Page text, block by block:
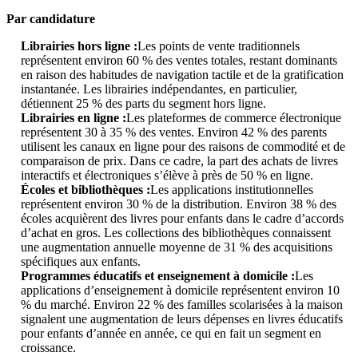
Par candidature
Librairies hors ligne :Les points de vente traditionnels
représentent environ 60 % des ventes totales, restant dominants
en raison des habitudes de navigation tactile et de la gratification
instantanée. Les librairies indépendantes, en particulier,
détiennent 25 % des parts du segment hors ligne.
Librairies en ligne :Les plateformes de commerce électronique
représentent 30 à 35 % des ventes. Environ 42 % des parents
utilisent les canaux en ligne pour des raisons de commodité et de
comparaison de prix. Dans ce cadre, la part des achats de livres
interactifs et électroniques s’élève à près de 50 % en ligne.
Écoles et bibliothèques :Les applications institutionnelles
représentent environ 30 % de la distribution. Environ 38 % des
écoles acquièrent des livres pour enfants dans le cadre d’accords
d’achat en gros. Les collections des bibliothèques connaissent
une augmentation annuelle moyenne de 31 % des acquisitions
spécifiques aux enfants.
Programmes éducatifs et enseignement à domicile :Les
applications d’enseignement à domicile représentent environ 10
% du marché. Environ 22 % des familles scolarisées à la maison
signalent une augmentation de leurs dépenses en livres éducatifs
pour enfants d’année en année, ce qui en fait un segment en
croissance.